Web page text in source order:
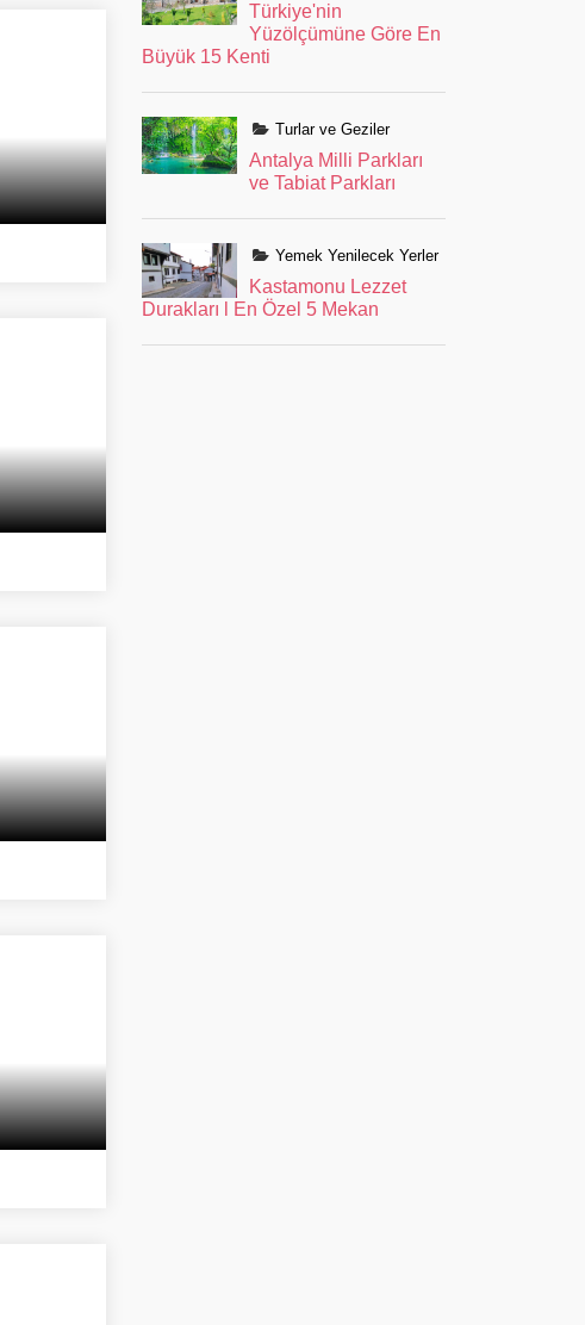
Türkiye'nin
Yüzölçümüne Göre En
Büyük 15 Kenti
Turlar ve Geziler
Antalya Milli Parkları
ve Tabiat Parkları
Yemek Yenilecek Yerler
Kastamonu Lezzet
Durakları l En Özel 5 Mekan